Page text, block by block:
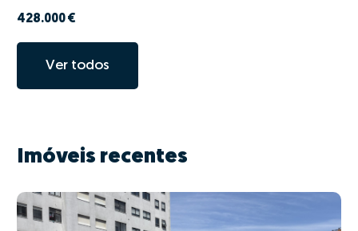
428.000 €
Ver todos
Imóveis recentes